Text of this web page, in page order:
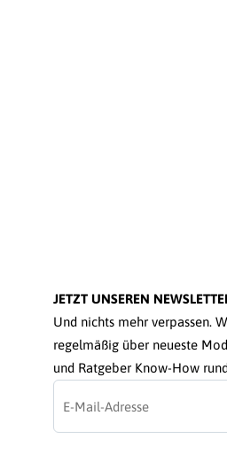
JETZT UNSEREN
Und nichts mehr verpassen.
regelmäßig über neueste
und Ratgeber Know-How